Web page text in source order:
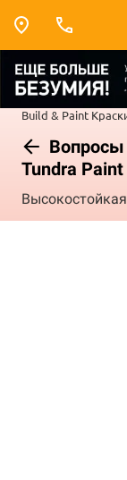
Build & Paint
Вопросы
Tundra